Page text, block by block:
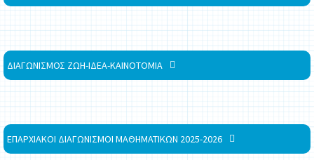
ΔΙΑΓΩΝΙΣΜΟΣ ΖΩΗ-ΙΔΕΑ-ΚΑΙΝΟΤΟΜΙΑ
ΕΠΑΡΧΙΑΚΟΙ ΔΙΑΓΩΝΙΣΜΟΙ ΜΑΘΗΜΑΤΙΚΩΝ 2025-2026